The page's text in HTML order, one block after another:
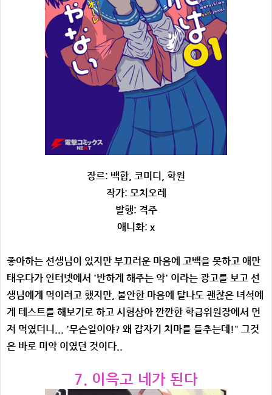
장르: 백합, 코미디, 학원
작가: 모치오레
발행: 격주
애니화: x
좋아하는 선생님이 있지만 부끄러운 마음에 고백을 못하고 애만
태우다가 인터넷에서 '반하게 해주는 약' 이라는 광고를 보고 선
생님에게 먹이려고 했지만, 불안한 마음에 탈나도 괜찮은 녀석에
게 테스트를 해보기로 하고 시험삼아 깐깐한 학급위원장에서 먼
저 먹였더니... '무슨일이야? 왜 갑자기 치마를 들추는데!" 그것
은 바로 미약 이였던 것이다..
7. 이윽고 네가 된다